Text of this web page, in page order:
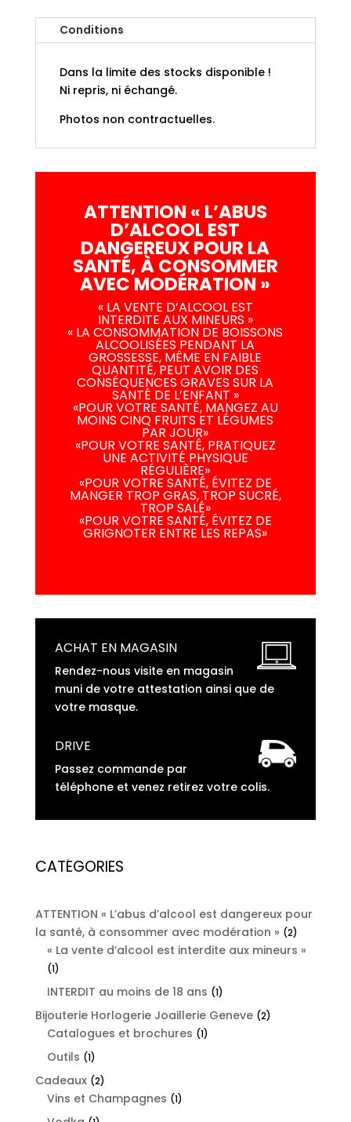
Conditions
Dans la limite des stocks disponible !
Ni repris, ni échangé.
Photos non contractuelles.
ATTENTION « L’ABUS
D’ALCOOL EST
DANGEREUX POUR LA
SANTÉ, À CONSOMMER
AVEC MODÉRATION »
« LA VENTE D’ALCOOL EST
INTERDITE AUX MINEURS »
« LA CONSOMMATION DE BOISSONS
ALCOOLISÉES PENDANT LA
GROSSESSE, MÊME EN FAIBLE
QUANTITÉ, PEUT AVOIR DES
CONSÉQUENCES GRAVES SUR LA
SANTÉ DE L’ENFANT »
«POUR VOTRE SANTÉ, MANGEZ AU
MOINS CINQ FRUITS ET LÉGUMES
PAR JOUR»
«POUR VOTRE SANTÉ, PRATIQUEZ
UNE ACTIVITÉ PHYSIQUE
RÉGULIÈRE»
«POUR VOTRE SANTÉ, ÉVITEZ DE
MANGER TROP GRAS, TROP SUCRÉ,
TROP SALÉ»
«POUR VOTRE SANTÉ, ÉVITEZ DE
GRIGNOTER ENTRE LES REPAS»
ACHAT EN MAGASIN
Rendez-nous visite en magasin
muni de votre attestation ainsi que de
votre masque.
DRIVE
Passez commande par
téléphone et venez retirez votre colis.
CATÉGORIES
ATTENTION « L’abus d’alcool est dangereux pour
la santé, à consommer avec modération »
22
products
« La vente d’alcool est interdite aux mineurs »
11
product
INTERDIT au moins de 18 ans 11
Bijouterie Horlogerie Joaillerie Geneve 22
Catalogues et brochures 11
Outils 11
product
Cadeaux 22
products
Vins et Champagnes 11